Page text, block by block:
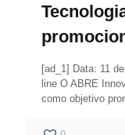
[ad_1] Data: 11
line O ABRE
como objetivo